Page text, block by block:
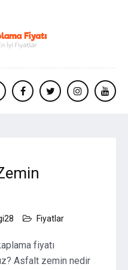
Facebooktwitterinstagram
Fiyatlar
fiyatı
Asfalt zemin nedir